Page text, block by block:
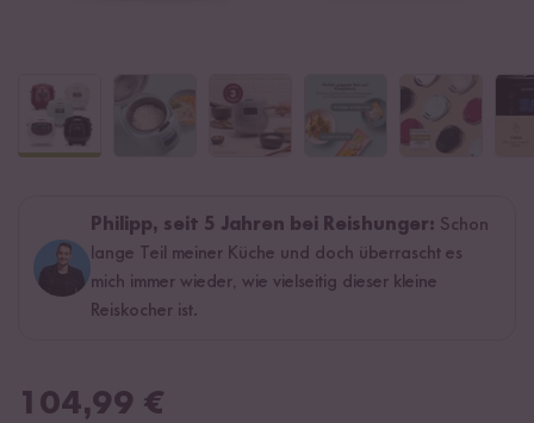
Philipp, seit 5 Jahren bei Reishunger: Schon
lange Teil meiner Küche und doch überrascht es
mich immer wieder, wie vielseitig dieser kleine
Reiskocher ist.
104,99 €